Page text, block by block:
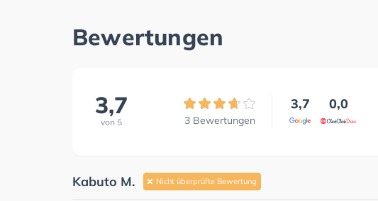
Bewertungen
3,7
von 5 3 Bewertungen
3,7 0,0
Kabuto M. Nicht überprüfte Bewertung